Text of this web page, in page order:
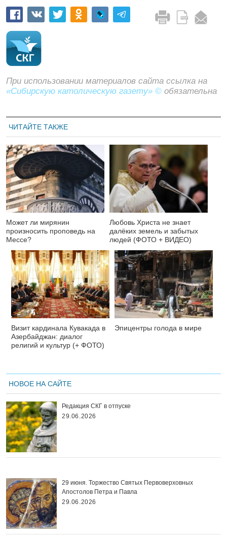
При использовании материалов сайта ссылка на
«Сибирскую католическую газету» © обязательна
ЧИТАЙТЕ ТАКЖЕ
Может ли мирянин
произносить проповедь на
Мессе?
Любовь Христа не знает
далёких земель и забытых
людей (ФОТО + ВИДЕО)
Визит кардинала Кувакада в
Азербайджан: диалог
религий и культур (+ ФОТО)
Эпицентры голода в мире
НОВОЕ НА САЙТЕ
Редакция СКГ в отпуске
29.06.2026
29 июня. Торжество Святых Первоверховных
Апостолов Петра и Павла
29.06.2026